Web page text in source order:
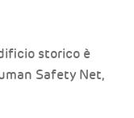
storico è
Safety Net,